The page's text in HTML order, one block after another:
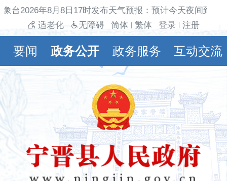
台2026年8月8日17时发布天气预报：预计今天夜间到
适老化
无障碍 简体 繁体 登录 注册
要闻 政务公开 政务服务 互动交流